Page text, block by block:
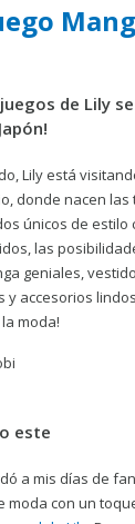
de Lily se
Lily está
donde nacen
únicos de
las
geniales,
accesorios
moda!
este
a mis días de
moda con un